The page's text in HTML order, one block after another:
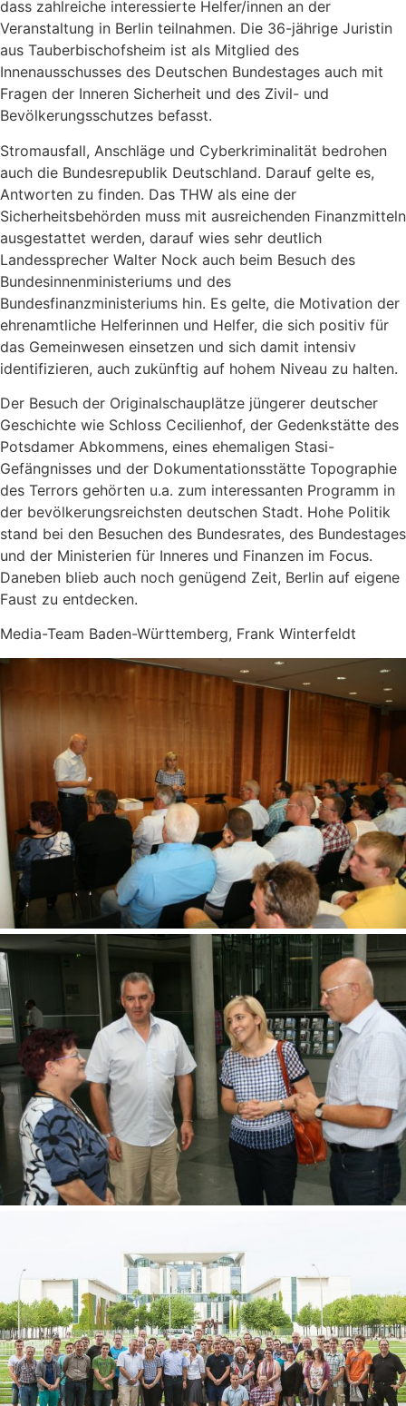
dass zahlreiche interessierte Helfer/innen an der
Veranstaltung in Berlin teilnahmen. Die 36-jährige Juristin
aus Tauberbischofsheim ist als Mitglied des
Innenausschusses des Deutschen Bundestages auch mit
Fragen der Inneren Sicherheit und des Zivil- und
Bevölkerungsschutzes befasst.
Stromausfall, Anschläge und Cyberkriminalität bedrohen
auch die Bundesrepublik Deutschland. Darauf gelte es,
Antworten zu finden. Das THW als eine der
Sicherheitsbehörden muss mit ausreichenden Finanzmitteln
ausgestattet werden, darauf wies sehr deutlich
Landessprecher Walter Nock auch beim Besuch des
Bundesinnenministeriums und des
Bundesfinanzministeriums hin. Es gelte, die Motivation der
ehrenamtliche Helferinnen und Helfer, die sich positiv für
das Gemeinwesen einsetzen und sich damit intensiv
identifizieren, auch zukünftig auf hohem Niveau zu halten.
Der Besuch der Originalschauplätze jüngerer deutscher
Geschichte wie Schloss Cecilienhof, der Gedenkstätte des
Potsdamer Abkommens, eines ehemaligen Stasi-
Gefängnisses und der Dokumentationsstätte Topographie
des Terrors gehörten u.a. zum interessanten Programm in
der bevölkerungsreichsten deutschen Stadt. Hohe Politik
stand bei den Besuchen des Bundesrates, des Bundestages
und der Ministerien für Inneres und Finanzen im Focus.
Daneben blieb auch noch genügend Zeit, Berlin auf eigene
Faust zu entdecken.
Media-Team Baden-Württemberg, Frank Winterfeldt